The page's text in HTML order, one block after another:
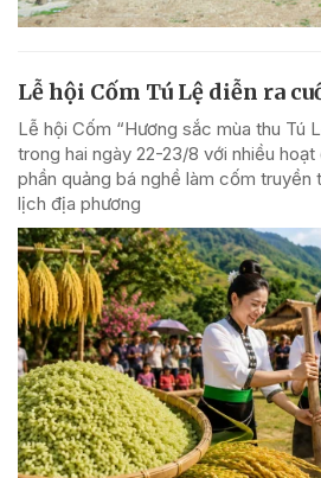
Lễ hội Cốm Tú Lệ diễn ra
Lễ hội Cốm “Hương sắc mùa thu Tú
trong hai ngày 22-23/8 với nhiều
phần quảng bá nghề làm cốm truyền
lịch địa phương